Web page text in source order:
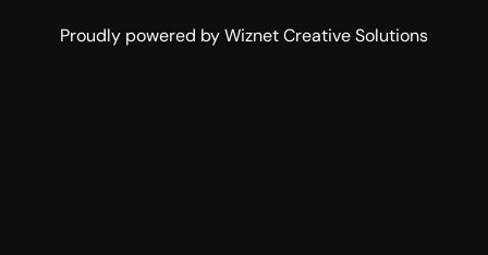
Proudly powered by Wiznet Creative Solutions